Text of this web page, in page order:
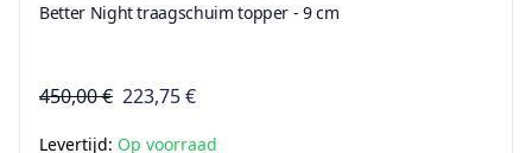
Better Night traagschuim topper - 9 cm
450,00 € 223,75 €
Levertijd: Op voorraad